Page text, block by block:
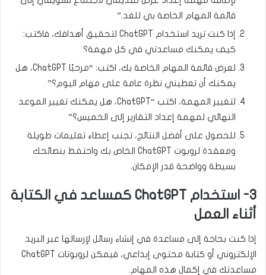
قائمة المهام الخاصة بي للغد.”
إذا كنت تريد استخدام ChatGPT لتحقيق أهدافك، فاكتب:
كيف يمكنك مساعدتي في كل مهمة؟
لعرض قائمة المهام الخاصة بك، اكتب: “مرحبًا ChatGPT، هل
يمكنك أن تعطيني نظرة عامة على مهام اليوم؟”
لتغيير المهمة، اكتب “ChatGPT، هل يمكنك تغيير الموعد
النهائي لمهمة إعداد التقارير إلى الخميس؟”
للحصول على أفضل النتائج، تجنب إعطاء تعليمات طويلة
ومعقدة لروبوت ChatGPT الخاص بك واحتفظ بنصائحك
بسيطة وواضحة قدر الإمكان.
3- استخدام ChatGPT كمساعد في الكتابة
أثناء العمل
إذا كنت بحاجة إلى مساعدة في إنشاء رسائل لإرسالها عبر البريد
الإلكتروني أو كتابة محتوى إبداعي، فيمكن لروبوتات ChatGPT
مساعدتك في إكمال هذه المهام.